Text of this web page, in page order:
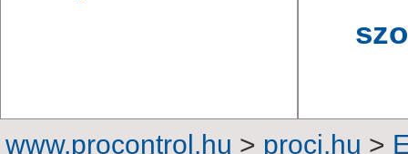
www.procontrol.hu > proci.hu >